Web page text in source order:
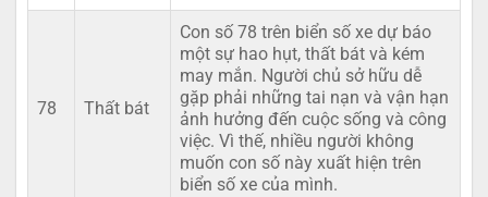
78 Thất bát
Con số 78 trên biển số xe dự báo
một sự hao hụt, thất bát và kém
may mắn. Người chủ sở hữu dễ
gặp phải những tai nạn và vận hạn
ảnh hưởng đến cuộc sống và công
việc. Vì thế, nhiều người không
muốn con số này xuất hiện trên
biển số xe của mình.